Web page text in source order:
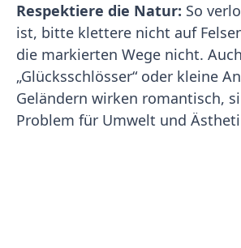
Respektiere die Natur: So
ist, bitte klettere nicht auf
die markierten Wege nicht. Auch
„Glücksschlösser“ oder kleine
Geländern wirken romantisch,
Problem für Umwelt und